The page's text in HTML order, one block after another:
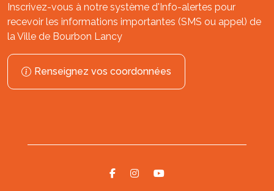
Inscrivez-vous à notre système d'Info-alertes pour
recevoir les informations importantes (SMS ou appel) de
la Ville de Bourbon Lancy
Renseignez vos coordonnées